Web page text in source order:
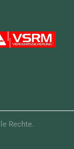
Rechte.